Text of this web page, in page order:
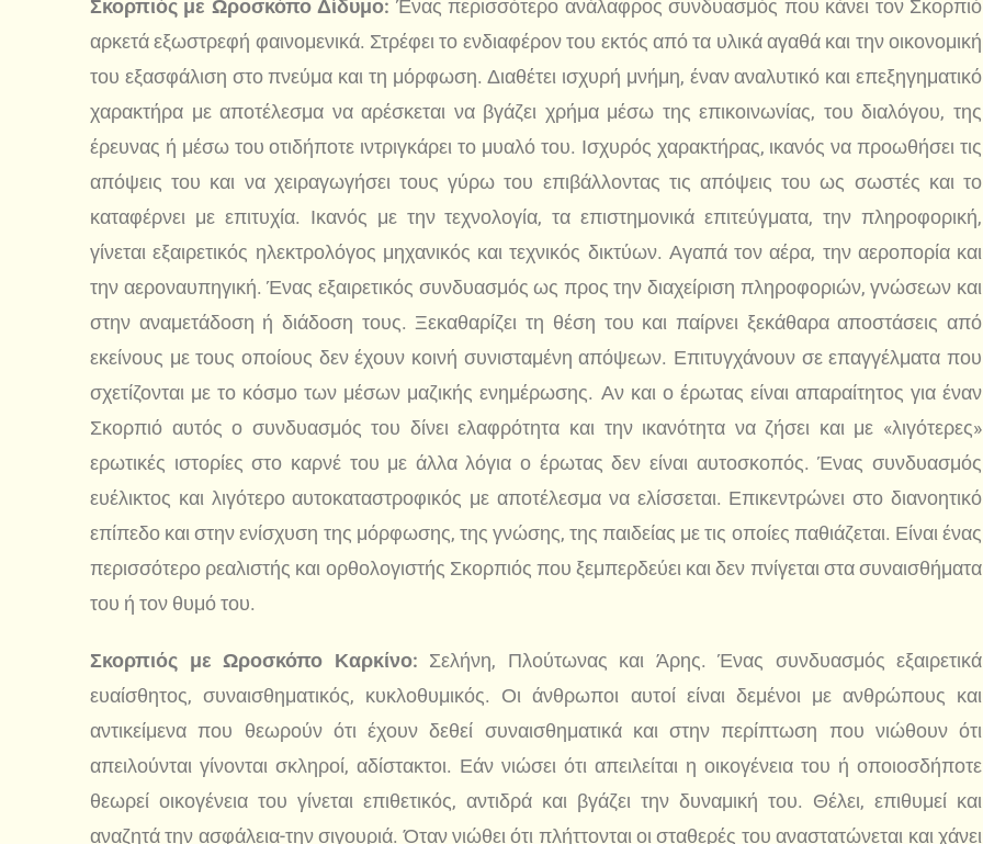
Σκορπιός με Ωροσκόπο Δίδυμο: Ένας περισσότερο ανάλαφρος συνδυασμός που κάνει τον Σκορπιό
αρκετά εξωστρεφή φαινομενικά. Στρέφει το ενδιαφέρον του εκτός από τα υλικά αγαθά και την οικονομική
του εξασφάλιση στο πνεύμα και τη μόρφωση. Διαθέτει ισχυρή μνήμη, έναν αναλυτικό και επεξηγηματικό
χαρακτήρα με αποτέλεσμα να αρέσκεται να βγάζει χρήμα μέσω της επικοινωνίας, του διαλόγου, της
έρευνας ή μέσω του οτιδήποτε ιντριγκάρει το μυαλό του. Ισχυρός χαρακτήρας, ικανός να προωθήσει τις
απόψεις του και να χειραγωγήσει τους γύρω του επιβάλλοντας τις απόψεις του ως σωστές και το
καταφέρνει με επιτυχία. Ικανός με την τεχνολογία, τα επιστημονικά επιτεύγματα, την πληροφορική,
γίνεται εξαιρετικός ηλεκτρολόγος μηχανικός και τεχνικός δικτύων. Αγαπά τον αέρα, την αεροπορία και
την αεροναυπηγική. Ένας εξαιρετικός συνδυασμός ως προς την διαχείριση πληροφοριών, γνώσεων και
στην αναμετάδοση ή διάδοση τους. Ξεκαθαρίζει τη θέση του και παίρνει ξεκάθαρα αποστάσεις από
εκείνους με τους οποίους δεν έχουν κοινή συνισταμένη απόψεων. Επιτυγχάνουν σε επαγγέλματα που
σχετίζονται με το κόσμο των μέσων μαζικής ενημέρωσης. Αν και ο έρωτας είναι απαραίτητος για έναν
Σκορπιό αυτός ο συνδυασμός του δίνει ελαφρότητα και την ικανότητα να ζήσει και με «λιγότερες»
ερωτικές ιστορίες στο καρνέ του με άλλα λόγια ο έρωτας δεν είναι αυτοσκοπός. Ένας συνδυασμός
ευέλικτος και λιγότερο αυτοκαταστροφικός με αποτέλεσμα να ελίσσεται. Επικεντρώνει στο διανοητικό
επίπεδο και στην ενίσχυση της μόρφωσης, της γνώσης, της παιδείας με τις οποίες παθιάζεται. Είναι ένας
περισσότερο ρεαλιστής και ορθολογιστής Σκορπιός που ξεμπερδεύει και δεν πνίγεται στα συναισθήματα
του ή τον θυμό του.
Σκορπιός με Ωροσκόπο Καρκίνο: Σελήνη, Πλούτωνας και Άρης. Ένας συνδυασμός εξαιρετικά
ευαίσθητος, συναισθηματικός, κυκλοθυμικός. Οι άνθρωποι αυτοί είναι δεμένοι με ανθρώπους και
αντικείμενα που θεωρούν ότι έχουν δεθεί συναισθηματικά και στην περίπτωση που νιώθουν ότι
απειλούνται γίνονται σκληροί, αδίστακτοι. Εάν νιώσει ότι απειλείται η οικογένεια του ή οποιοσδήποτε
θεωρεί οικογένεια του γίνεται επιθετικός, αντιδρά και βγάζει την δυναμική του. Θέλει, επιθυμεί και
αναζητά την ασφάλεια-την σιγουριά. Όταν νιώθει ότι πλήττονται οι σταθερές του αναστατώνεται και χάνει